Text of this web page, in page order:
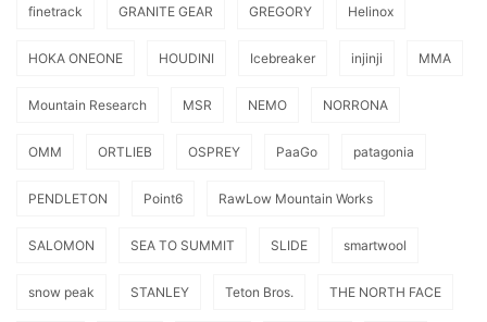
finetrack GRANITE GEAR GREGORY Helinox
HOKA ONEONE HOUDINI Icebreaker injinji MMA
Mountain Research MSR NEMO NORRONA
OMM ORTLIEB OSPREY PaaGo patagonia
PENDLETON Point6 RawLow Mountain Works
SALOMON SEA TO SUMMIT SLIDE smartwool
snow peak STANLEY Teton Bros. THE NORTH FACE